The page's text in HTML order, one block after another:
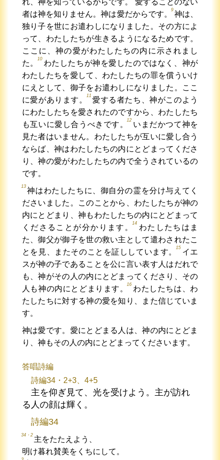
れ、神を知っているからです。 愛することのない
者は神を知りません。神は愛だからです。
9
神は、
独り子を世にお遣わしになりました。その方によ
って、わたしたちが生きるようになるためです。
ここに、神の愛がわたしたちの内に示されまし
た。
10
わたしたちが神を愛したのではなく、神が
わたしたちを愛して、わたしたちの罪を償ういけ
にえとして、御子をお遣わしになりました。ここ
に愛があります。
11
愛する者たち、神がこのよう
にわたしたちを愛されたのですから、わたしたち
も互いに愛し合うべきです。
12
いまだかつて神を
見た者はいません。わたしたちが互いに愛し合う
ならば、神はわたしたちの内にとどまってくださ
り、神の愛がわたしたちの内で全うされているの
です。
13
神はわたしたちに、御自分の霊を分け与えてく
ださいました。このことから、わたしたちが神の
内にとどまり、神もわたしたちの内にとどまって
くださることが分かります。
14
わたしたちはま
た、御父が御子を世の救い主として遣わされたこ
とを見、またそのことを証ししています。
15
イエ
スが神の子であることを公に言い表す人はだれで
も、神がその人の内にとどまってくださり、その
人も神の内にとどまります。
16
わたしたちは、わ
たしたちに対する神の愛を知り、また信じていま
す。
神は愛です。愛にとどまる人は、神の内にとどま
り、神もその人の内にとどまってくださいます。
答唱詩編
詩編34・2+3、4+5
主を仰ぎ見て、光を受けよう。主が訪れ
る人の顔は輝く。
詩編34
34・2
主をたたえよう、
明け暮れ賛美をくちにして。